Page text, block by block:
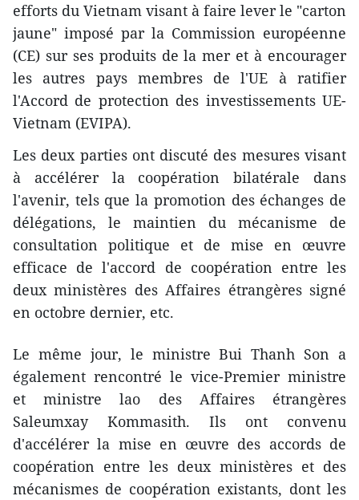
efforts du Vietnam visant à faire lever le "carton
jaune" imposé par la Commission européenne
(CE) sur ses produits de la mer et à encourager
les autres pays membres de l'UE à ratifier
l'Accord de protection des investissements UE-
Vietnam (EVIPA).
Les deux parties ont discuté des mesures visant
à accélérer la coopération bilatérale dans
l'avenir, tels que la promotion des échanges de
délégations, le maintien du mécanisme de
consultation politique et de mise en œuvre
efficace de l'accord de coopération entre les
deux ministères des Affaires étrangères signé
en octobre dernier, etc.
Le même jour, le ministre Bui Thanh Son a
également rencontré le vice-Premier ministre
et ministre lao des Affaires étrangères
Saleumxay Kommasith. Ils ont convenu
d'accélérer la mise en œuvre des accords de
coopération entre les deux ministères et des
mécanismes de coopération existants, dont les